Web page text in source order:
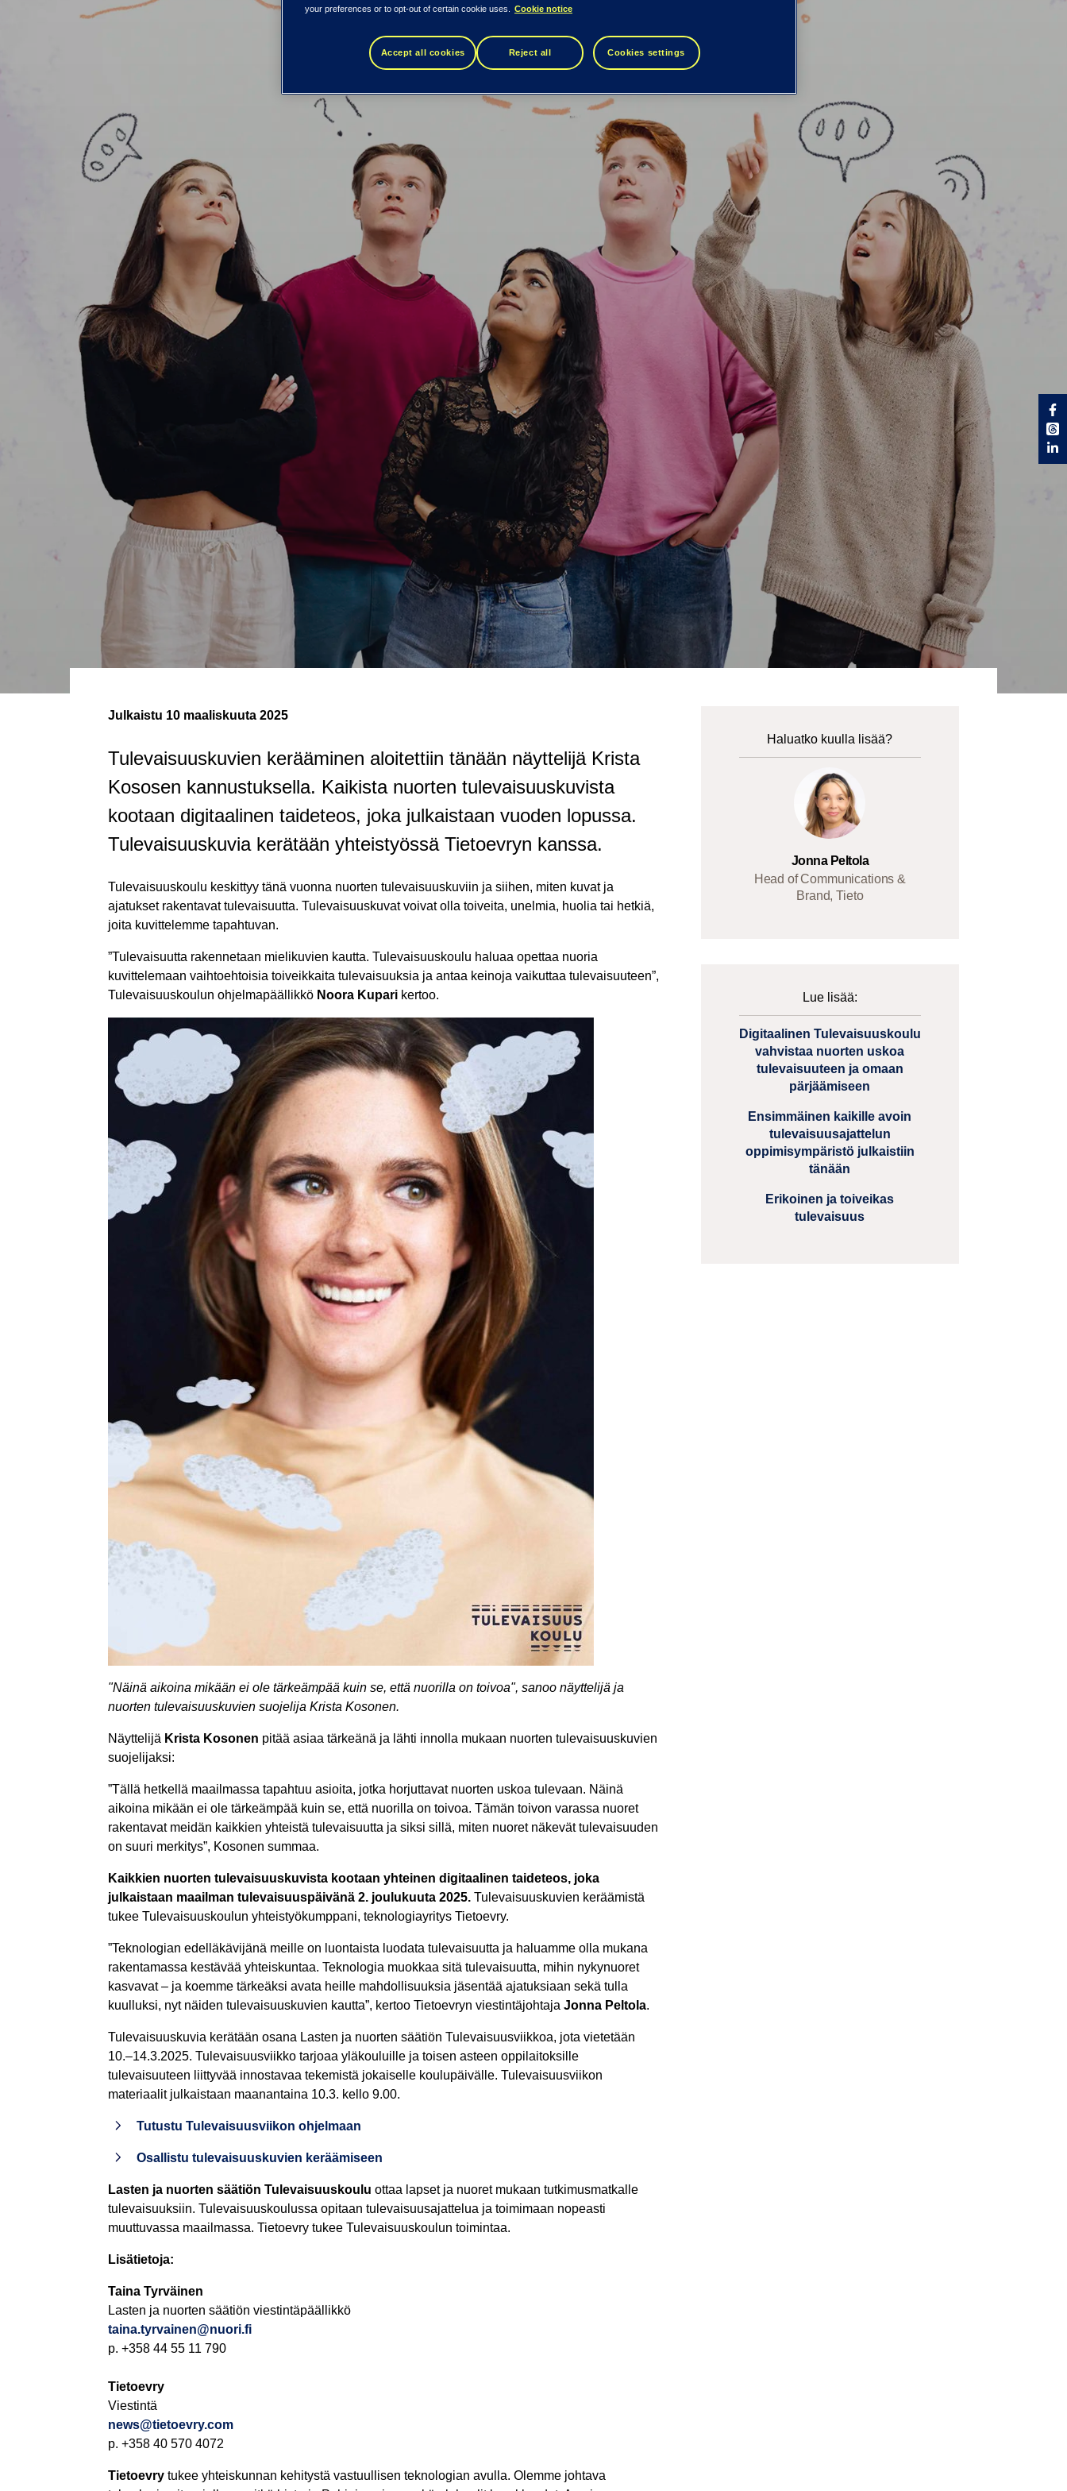
Julkaistu 10 maaliskuuta 2025
Tulevaisuuskuvien kerääminen aloitettiin tänään näyttelijä Krista
Kososen kannustuksella. Kaikista nuorten tulevaisuuskuvista
kootaan digitaalinen taideteos, joka julkaistaan vuoden lopussa.
Tulevaisuuskuvia kerätään yhteistyössä Tietoevryn kanssa.
Tulevaisuuskoulu keskittyy tänä vuonna nuorten tulevaisuuskuviin ja siihen, miten kuvat ja
ajatukset rakentavat tulevaisuutta. Tulevaisuuskuvat voivat olla toiveita, unelmia, huolia tai hetkiä,
joita kuvittelemme tapahtuvan.
”Tulevaisuutta rakennetaan mielikuvien kautta. Tulevaisuuskoulu haluaa opettaa nuoria
kuvittelemaan vaihtoehtoisia toiveikkaita tulevaisuuksia ja antaa keinoja vaikuttaa tulevaisuuteen”,
Tulevaisuuskoulun ohjelmapäällikkö Noora Kupari kertoo.
"Näinä aikoina mikään ei ole tärkeämpää kuin se, että nuorilla on toivoa", sanoo näyttelijä ja
nuorten tulevaisuuskuvien suojelija Krista Kosonen.
Näyttelijä Krista Kosonen pitää asiaa tärkeänä ja lähti innolla mukaan nuorten tulevaisuuskuvien
suojelijaksi:
”Tällä hetkellä maailmassa tapahtuu asioita, jotka horjuttavat nuorten uskoa tulevaan. Näinä
aikoina mikään ei ole tärkeämpää kuin se, että nuorilla on toivoa. Tämän toivon varassa nuoret
rakentavat meidän kaikkien yhteistä tulevaisuutta ja siksi sillä, miten nuoret näkevät tulevaisuuden
on suuri merkitys”, Kosonen summaa.
Kaikkien nuorten tulevaisuuskuvista kootaan yhteinen digitaalinen taideteos, joka
julkaistaan maailman tulevaisuuspäivänä 2. joulukuuta 2025. Tulevaisuuskuvien keräämistä
tukee Tulevaisuuskoulun yhteistyökumppani, teknologiayritys Tietoevry.
”Teknologian edelläkävijänä meille on luontaista luodata tulevaisuutta ja haluamme olla mukana
rakentamassa kestävää yhteiskuntaa. Teknologia muokkaa sitä tulevaisuutta, mihin nykynuoret
kasvavat – ja koemme tärkeäksi avata heille mahdollisuuksia jäsentää ajatuksiaan sekä tulla
kuulluksi, nyt näiden tulevaisuuskuvien kautta”, kertoo Tietoevryn viestintäjohtaja Jonna Peltola.
Tulevaisuuskuvia kerätään osana Lasten ja nuorten säätiön Tulevaisuusviikkoa, jota vietetään
10.–14.3.2025. Tulevaisuusviikko tarjoaa yläkouluille ja toisen asteen oppilaitoksille
tulevaisuuteen liittyvää innostavaa tekemistä jokaiselle koulupäivälle. Tulevaisuusviikon
materiaalit julkaistaan maanantaina 10.3. kello 9.00.
Tutustu Tulevaisuusviikon ohjelmaan
Osallistu tulevaisuuskuvien keräämiseen
Lasten ja nuorten säätiön Tulevaisuuskoulu ottaa lapset ja nuoret mukaan tutkimusmatkalle
tulevaisuuksiin. Tulevaisuuskoulussa opitaan tulevaisuusajattelua ja toimimaan nopeasti
muuttuvassa maailmassa. Tietoevry tukee Tulevaisuuskoulun toimintaa.
Lisätietoja:
Taina Tyrväinen
Lasten ja nuorten säätiön viestintäpäällikkö
taina.tyrvainen@nuori.fi
p. +358 44 55 11 790
Tietoevry
Viestintä
news@tietoevry.com
p. +358 40 570 4072
Tietoevry tukee yhteiskunnan kehitystä vastuullisen teknologian avulla. Olemme johtava
Haluatko kuulla lisää?
Jonna Peltola
Head of Communications &
Brand, Tieto
Lue lisää:
Digitaalinen Tulevaisuuskoulu
vahvistaa nuorten uskoa
tulevaisuuteen ja omaan
pärjäämiseen
Ensimmäinen kaikille avoin
tulevaisuusajattelun
oppimisympäristö julkaistiin
tänään
Erikoinen ja toiveikas
tulevaisuus
your preferences or to opt-out of certain cookie uses.
Cookie notice
Accept all cookies Reject all Cookies settings